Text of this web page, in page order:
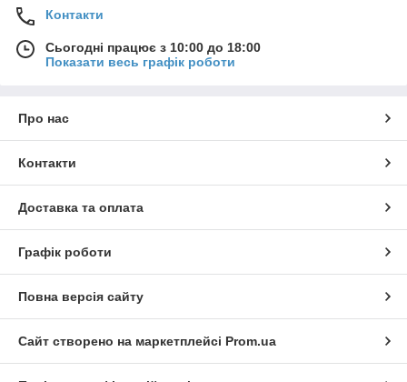
Контакти
Сьогодні працює з 10:00 до 18:00
Показати весь графік роботи
Про нас
Контакти
Доставка та оплата
Графік роботи
Повна версія сайту
Сайт створено на маркетплейсі Prom.ua